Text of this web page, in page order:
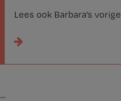
Lees ook Barbara’s vorige
…